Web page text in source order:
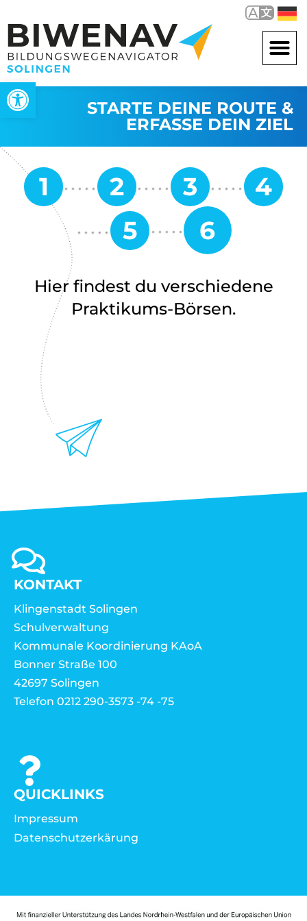
Werkzeugleiste öffnen
STARTE DEINE ROUTE &
ERFASSE DEIN ZIEL
Hier findest du verschiedene
Praktikums-Börsen.
KONTAKT
Klingenstadt Solingen
Schulverwaltung
Kommunale Koordinierung KAoA
Bonner Straße 100
42697 Solingen
Telefon 0212 290-3573 -74 -75
QUICKLINKS
Impressum
Datenschutzerkärung